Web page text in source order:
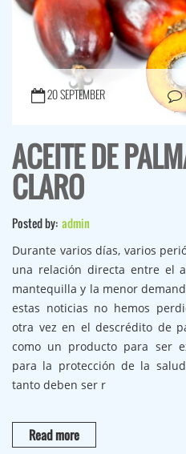
20 SEPTEMBER
ACEITE DE
CLARO
Posted by: admin
Durante varios días, varios
una relación directa entre el
mantequilla y la menor
estas noticias no hemos
otra vez en el descrédito de
como un producto para ser
para la protección de la
tanto deben ser r
Read more